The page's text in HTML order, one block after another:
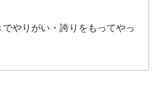
やりがい・誇りをもってやっ